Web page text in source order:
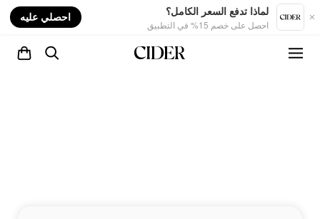
لماذا تدفع السعر الكامل؟
احصل على خصم 15% في التطبيق
احصلي عليه